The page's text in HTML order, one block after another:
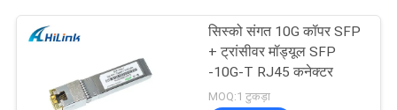
सिस्को संगत 10G कॉपर SFP
+ ट्रांसीवर मॉड्यूल SFP
-10G-T RJ45 कनेक्टर
MOQ:1 टुकड़ा